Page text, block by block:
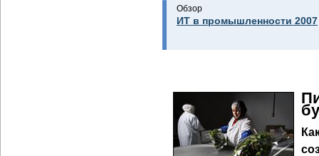
Обзор
ИТ в промышленности 2007